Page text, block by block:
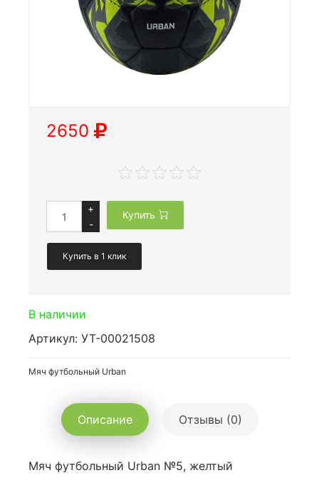
2650
+
-
Купить
Купить в 1 клик
В наличии
Артикул: УТ-00021508
Мяч футбольный Urban
Описание Отзывы (0)
Мяч футбольный Urban №5, желтый